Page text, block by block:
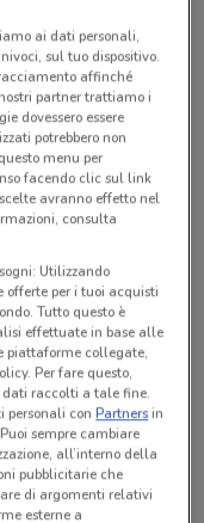
pubblicato
più tardi.
ai dati personali,
sul tuo dispositivo.
affinché
partner trattiamo i
dovessero essere
potrebbero non
menu per
facendo clic sul link
avranno effetto nel
consulta
Utilizzando
offerte per i tuoi acquisti
Tutto questo è
effettuate in base alle
collegate,
Per fare questo,
dati raccolti a tale fine.
personali conPartnersin
sempre cambiare
all’interno della
pubblicitarie che
di argomenti relativi
esterne a